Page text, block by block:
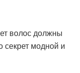
волос должны
секрет модной и